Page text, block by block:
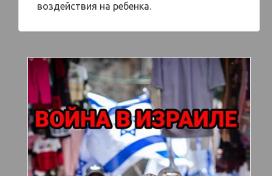
воздействия на ребенка.